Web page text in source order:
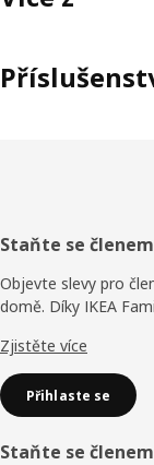
Zápatí
Staňte se
Objevte slevy pro
domě. Díky IKEA
Zjistěte více
Přihlaste se
Staňte se